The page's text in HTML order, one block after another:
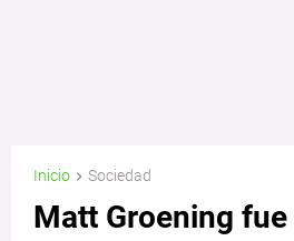
Inicio Sociedad
Matt Groening